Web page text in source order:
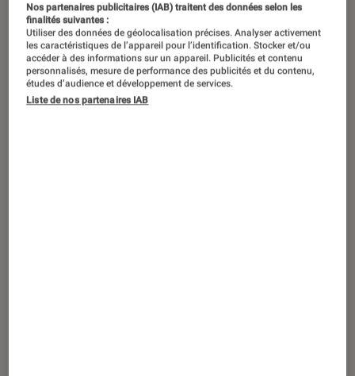
Nos partenaires publicitaires (IAB) traitent des données selon les
finalités suivantes :
Utiliser des données de géolocalisation précises. Analyser activement
les caractéristiques de l’appareil pour l’identification. Stocker et/ou
accéder à des informations sur un appareil. Publicités et contenu
personnalisés, mesure de performance des publicités et du contenu,
études d’audience et développement de services.
Liste de nos partenaires IAB